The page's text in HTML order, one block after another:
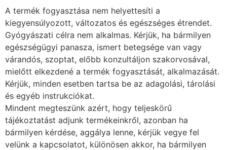
A termék fogyasztása nem helyettesíti a
kiegyensúlyozott, változatos és egészséges étrendet.
Gyógyászati célra nem alkalmas. Kérjük, ha bármilyen
egészségügyi panasza, ismert betegsége van vagy
várandós, szoptat, előbb konzultáljon szakorvosával,
mielőtt elkezdené a termék fogyasztását, alkalmazását.
Kérjük, minden esetben tartsa be az adagolási, tárolási
és egyéb instrukciókat.
Mindent megteszünk azért, hogy teljeskörű
tájékoztatást adjunk termékeinkről, azonban ha
bármilyen kérdése, aggálya lenne, kérjük vegye fel
velünk a kapcsolatot, különösen akkor, ha bármilyen